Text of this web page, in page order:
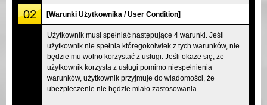
02 [Warunki Użytkownika / User Condition]
Użytkownik musi spełniać następujące 4 warunki. Jeśli
użytkownik nie spełnia któregokolwiek z tych warunków, nie
będzie mu wolno korzystać z usługi. Jeśli okaże się, że
użytkownik korzysta z usługi pomimo niespełnienia
warunków, użytkownik przyjmuje do wiadomości, że
ubezpieczenie nie będzie miało zastosowania.